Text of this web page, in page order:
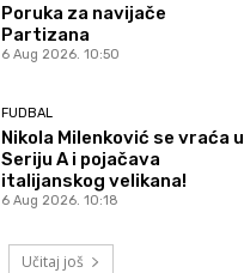
Poruka za navijače
Partizana
6 Aug 2026. 10:50
FUDBAL
Nikola Milenković se vraća u
Seriju A i pojačava
italijanskog velikana!
6 Aug 2026. 10:18
Učitaj još